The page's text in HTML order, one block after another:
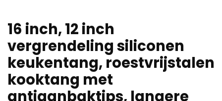
16 inch, 12 inch
vergrendeling siliconen
keukentang, roestvrijstalen
kooktang met
antiaanbaktips, langere